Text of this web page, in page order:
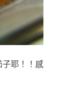
子耶！！感